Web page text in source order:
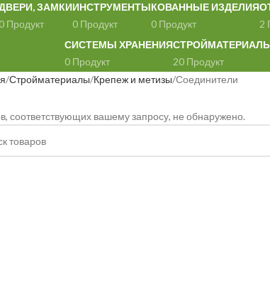
ЗАМКИ
Продукт
ИНСТРУМЕНТЫ
0 Продукт
КОВАННЫЕ ИЗДЕЛИЯ
0 Продукт
2
СИСТЕМЫ ХРАНЕНИЯ
0 Продукт
20 Продукт
Стройматериалы Крепеж и метизы Соединители
соответствующих вашему запросу, не обнаружено.